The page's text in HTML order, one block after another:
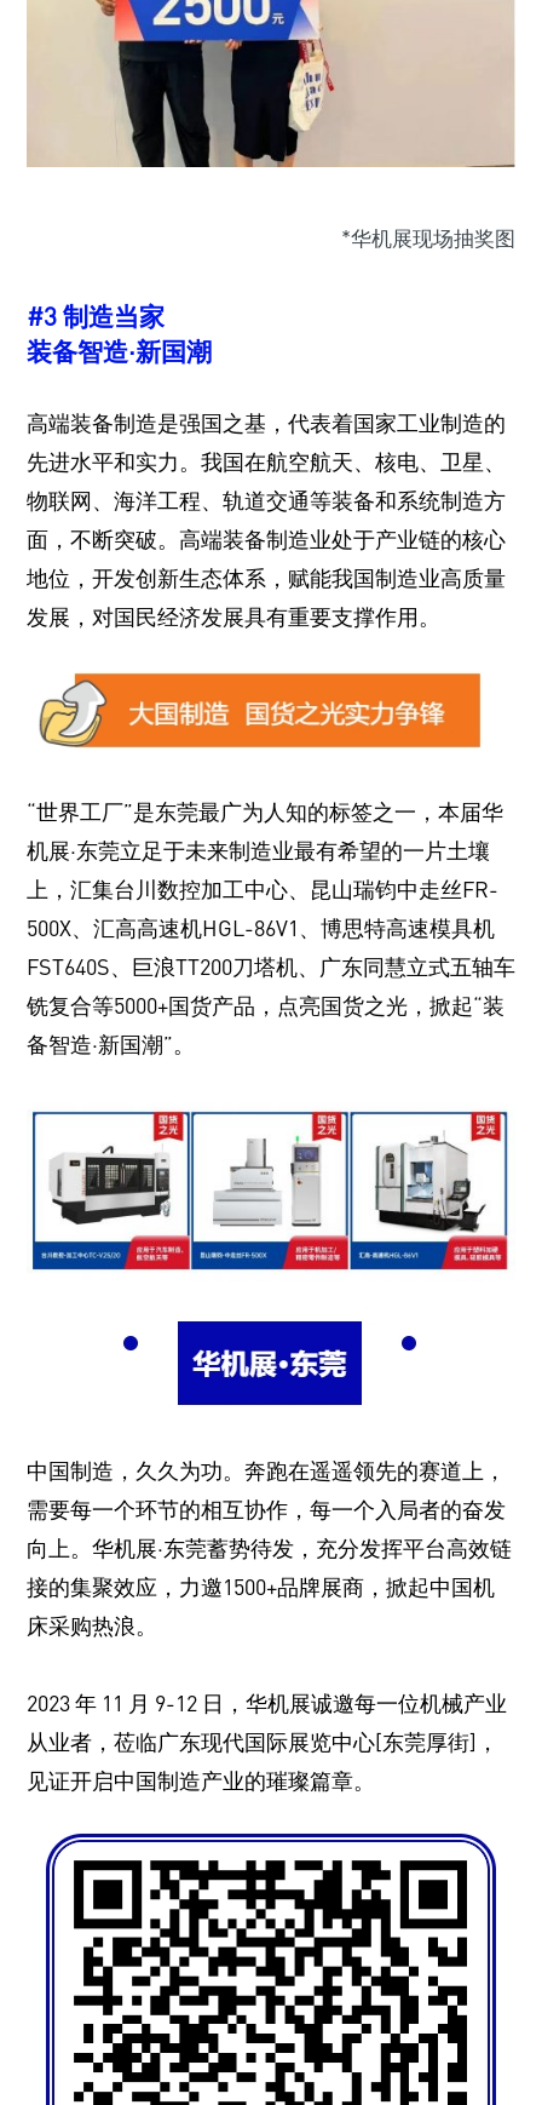
*华机展现场抽奖图
#3 制造当家
装备智造·新国潮
高端装备制造是强国之基，代表着国家工业制造的
先进水平和实力。我国在航空航天、核电、卫星、
物联网、海洋工程、轨道交通等装备和系统制造方
面，不断突破。高端装备制造业处于产业链的核心
地位，开发创新生态体系，赋能我国制造业高质量
发展，对国民经济发展具有重要支撑作用。
“世界工厂”是东莞最广为人知的标签之一，本届华
机展·东莞立足于未来制造业最有希望的一片土壤
上，汇集台川数控加工中心、昆山瑞钧中走丝FR-
500X、汇高高速机HGL-86V1、博思特高速模具机
FST640S、巨浪TT200刀塔机、广东同慧立式五轴车
铣复合等5000+国货产品，点亮国货之光，掀起“装
备智造·新国潮”。
中国制造，久久为功。奔跑在遥遥领先的赛道上，
需要每一个环节的相互协作，每一个入局者的奋发
向上。华机展·东莞蓄势待发，充分发挥平台高效链
接的集聚效应，力邀1500+品牌展商，掀起中国机
床采购热浪。
2023 年 11 月 9-12 日，华机展诚邀每一位机械产业
从业者，莅临广东现代国际展览中心[东莞厚街]，
见证开启中国制造产业的璀璨篇章。